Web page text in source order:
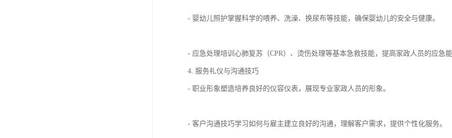
- 婴幼儿照护掌握科学的喂养、洗澡、换尿布等技能，确保婴幼儿的安全与健康。
- 应急处理培训心肺复苏（CPR）、烫伤处理等基本急救技能，提高家政人员的应急
4. 服务礼仪与沟通技巧
- 职业形象塑造培养良好的仪容仪表，展现专业家政人员的形象。
- 客户沟通技巧学习如何与雇主建立良好的沟通，理解客户需求，提供个性化服务。